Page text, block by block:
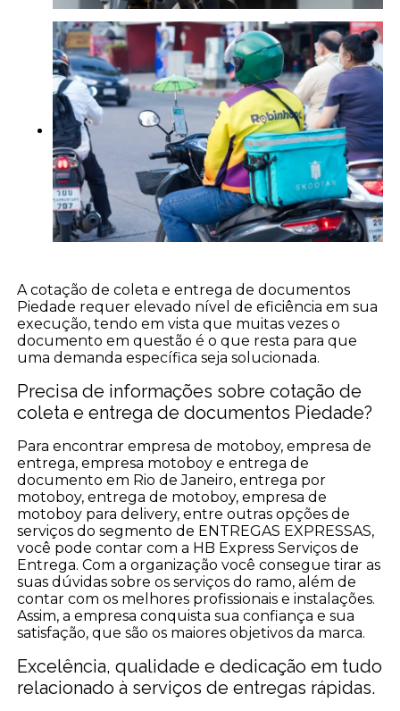
A cotação de coleta e entrega de documentos
Piedade requer elevado nível de eficiência em sua
execução, tendo em vista que muitas vezes o
documento em questão é o que resta para que
uma demanda específica seja solucionada.
Precisa de informações sobre cotação de
coleta e entrega de documentos Piedade?
Para encontrar empresa de motoboy, empresa de
entrega, empresa motoboy e entrega de
documento em Rio de Janeiro, entrega por
motoboy, entrega de motoboy, empresa de
motoboy para delivery, entre outras opções de
serviços do segmento de ENTREGAS EXPRESSAS,
você pode contar com a HB Express Serviços de
Entrega. Com a organização você consegue tirar as
suas dúvidas sobre os serviços do ramo, além de
contar com os melhores profissionais e instalações.
Assim, a empresa conquista sua confiança e sua
satisfação, que são os maiores objetivos da marca.
Excelência, qualidade e dedicação em tudo
relacionado à serviços de entregas rápidas.